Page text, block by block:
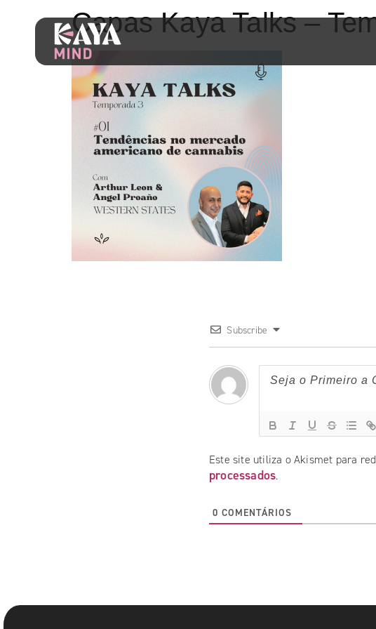
Capas Kaya Talks –
Subscribe
Este site utiliza o Akismet para
processados.
0 COMENTÁRIOS